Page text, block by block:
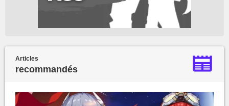
Articles
recommandés